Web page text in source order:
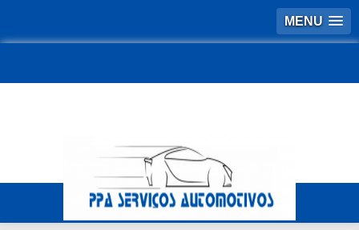
MENU